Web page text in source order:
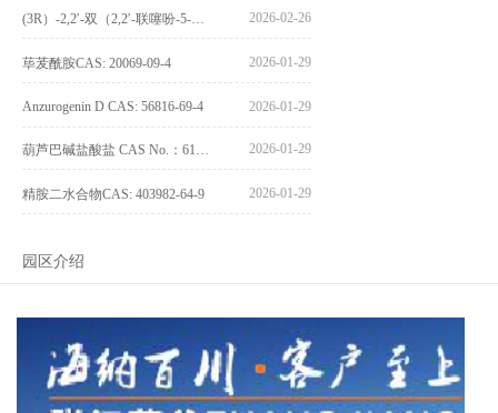
2026-02-26
荜茇酰胺CAS: 20069-09-4 2026-01-29
Anzurogenin D CAS: 56816-69-4 2026-01-29
2026-01-29
精胺二水合物CAS: 403982-64-9 2026-01-29
园区介绍